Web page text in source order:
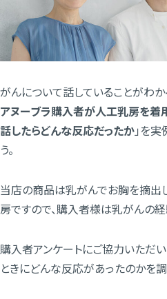
がんについて話していることがわか
アヌーブラ購入者が人工乳房を着
話したらどんな反応だったか」を
う。
当店の商品は乳がんでお胸を摘出
房ですので、購入者様は乳がんの経
購入者アンケートにご協力いただ
ときにどんな反応があったのかを